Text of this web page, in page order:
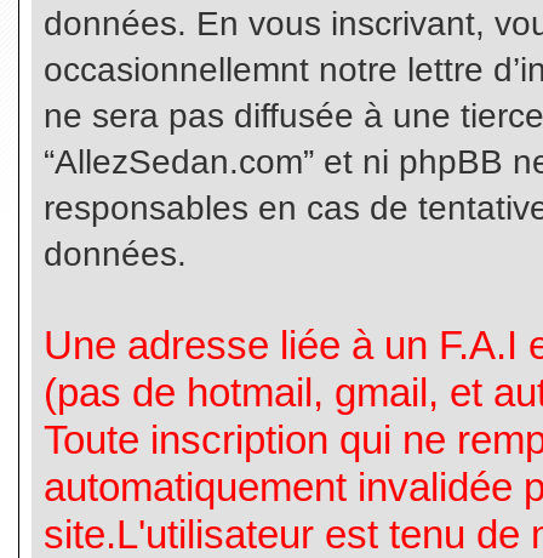
données. En vous inscrivant,
occasionnellemnt notre lettre
ne sera pas diffusée à une
“AllezSedan.com” et ni phpBB
responsables en cas de
données.
Une adresse liée à un F.A.I
(pas de hotmail, gmail, et
Toute inscription qui ne
automatiquement invalidée
site.L'utilisateur est tenu de